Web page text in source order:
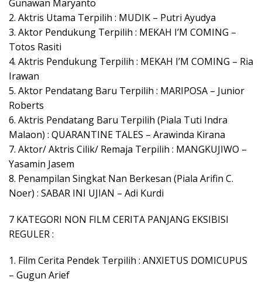
Gunawan Maryanto
2. Aktris Utama Terpilih : MUDIK – Putri Ayudya
3. Aktor Pendukung Terpilih : MEKAH I’M COMING –
Totos Rasiti
4. Aktris Pendukung Terpilih : MEKAH I’M COMING – Ria
Irawan
5. Aktor Pendatang Baru Terpilih : MARIPOSA – Junior
Roberts
6. Aktris Pendatang Baru Terpilih (Piala Tuti Indra
Malaon) : QUARANTINE TALES – Arawinda Kirana
7. Aktor/ Aktris Cilik/ Remaja Terpilih : MANGKUJIWO –
Yasamin Jasem
8. Penampilan Singkat Nan Berkesan (Piala Arifin C.
Noer) : SABAR INI UJIAN – Adi Kurdi
7 KATEGORI NON FILM CERITA PANJANG EKSIBISI
REGULER :
1. Film Cerita Pendek Terpilih : ANXIETUS DOMICUPUS
– Gugun Arief